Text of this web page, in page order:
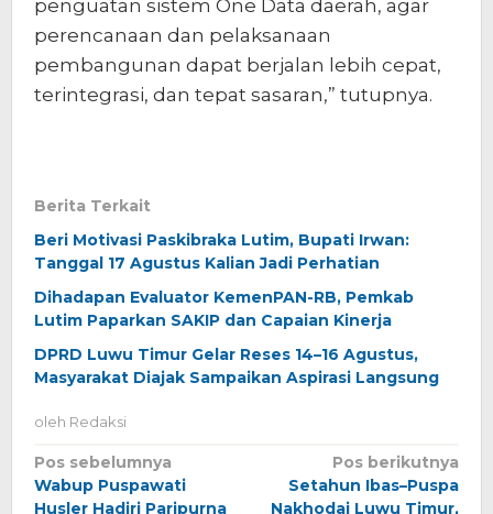
penguatan sistem One Data daerah, agar
perencanaan dan pelaksanaan
pembangunan dapat berjalan lebih cepat,
terintegrasi, dan tepat sasaran,” tutupnya.
Berita Terkait
Beri Motivasi Paskibraka Lutim, Bupati Irwan:
Tanggal 17 Agustus Kalian Jadi Perhatian
Dihadapan Evaluator KemenPAN-RB, Pemkab
Lutim Paparkan SAKIP dan Capaian Kinerja
DPRD Luwu Timur Gelar Reses 14–16 Agustus,
Masyarakat Diajak Sampaikan Aspirasi Langsung
oleh Redaksi
Navigasi
pos
Pos sebelumnya
Wabup Puspawati
Husler Hadiri Paripurna
Pos berikutnya
Setahun Ibas–Puspa
Nakhodai Luwu Timur,